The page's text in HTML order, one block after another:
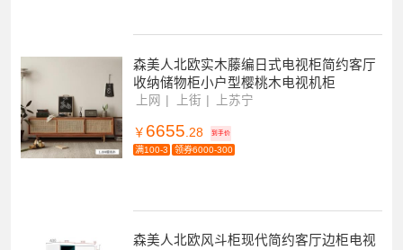
森美人北欧实木藤编日式电视柜简约客厅
收纳储物柜小户型樱桃木电视机柜
上网 上街 上苏宁
￥ 6655 .28 到手价
满100-3 领券6000-300
森美人北欧风斗柜现代简约客厅边柜电视